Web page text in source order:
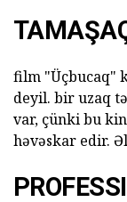
film "Üçbucaq"
deyil. bir uzaq
var, çünki bu
həvəskar edir.